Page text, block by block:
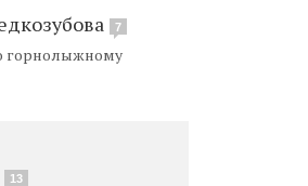
7
горнолыжному
13